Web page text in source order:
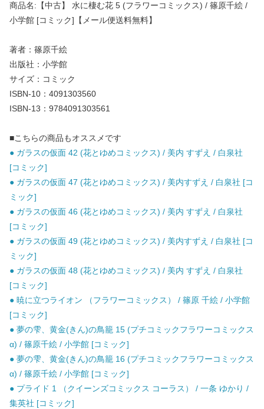
商品名:【中古】 水に棲む花 5 (フラワーコミックス) / 篠原千絵 /
小学館 [コミック]【メール便送料無料】
著者：篠原千絵
出版社：小学館
サイズ：コミック
ISBN-10：4091303560
ISBN-13：9784091303561
■こちらの商品もオススメです
● ガラスの仮面 42 (花とゆめコミックス) / 美内 すずえ / 白泉社
[コミック]
● ガラスの仮面 47 (花とゆめコミックス) / 美内すずえ / 白泉社 [コ
ミック]
● ガラスの仮面 46 (花とゆめコミックス) / 美内 すずえ / 白泉社
[コミック]
● ガラスの仮面 49 (花とゆめコミックス) / 美内すずえ / 白泉社 [コ
ミック]
● ガラスの仮面 48 (花とゆめコミックス) / 美内 すずえ / 白泉社
[コミック]
● 暁に立つライオン （フラワーコミックス） / 篠原 千絵 / 小学館
[コミック]
● 夢の雫、黄金(きん)の鳥籠 15 (プチコミックフラワーコミックス
α) / 篠原千絵 / 小学館 [コミック]
● 夢の雫、黄金(きん)の鳥籠 16 (プチコミックフラワーコミックス
α) / 篠原千絵 / 小学館 [コミック]
● プライド 1 （クイーンズコミックス コーラス） / 一条 ゆかり /
集英社 [コミック]